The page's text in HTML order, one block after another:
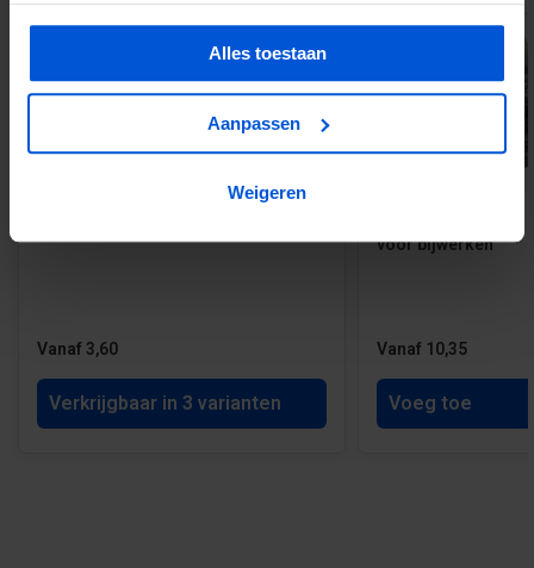
Alles toestaan
Aanpassen
Weigeren
Vanaf 3,60
Verkrijgbaar in 3 varianten
voor bijwerken
Vanaf 10,35
Voeg toe